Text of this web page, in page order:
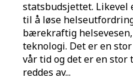
statsbudsjettet. Likevel
til å løse
bærekraftig
teknologi. Det er en
vår tid og det er en stor
reddes av...